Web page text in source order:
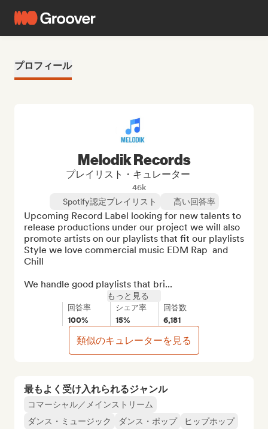
プロフィール
最もよく受け入れられるジャンル
コマーシャル／メインストリーム
ダンス・ミュージック
ダンス・ポップ
ヒップホップ
Melodik Records
プレイリスト・キュレーター
46k
Spotify認定プレイリスト
高い回答率
Upcoming Record Label looking for new talents to
release productions under our project we will also
promote artists on our playlists that fit our playlists
Style we love commercial music EDM Rap  and
Chill
We handle good playlists that bri...
もっと見る
回答率
100%
シェア率
15%
回答数
6,181
類似のキュレーターを見る